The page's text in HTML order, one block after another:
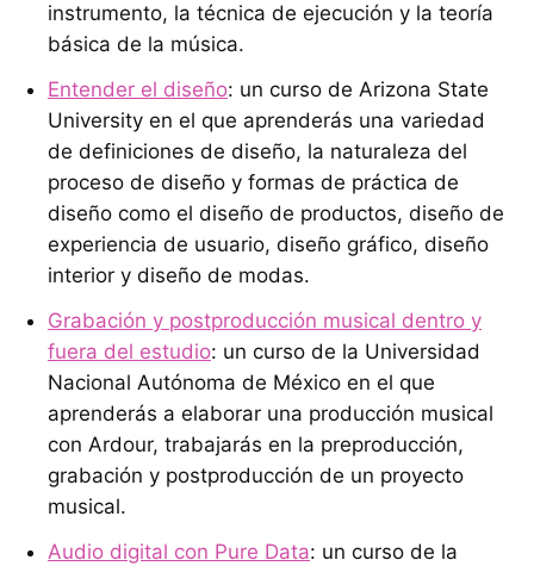
instrumento, la técnica de ejecución y la teoría
básica de la música.
Entender el diseño: un curso de Arizona State
University en el que aprenderás una variedad
de definiciones de diseño, la naturaleza del
proceso de diseño y formas de práctica de
diseño como el diseño de productos, diseño de
experiencia de usuario, diseño gráfico, diseño
interior y diseño de modas.
Grabación y postproducción musical dentro y
fuera del estudio: un curso de la Universidad
Nacional Autónoma de México en el que
aprenderás a elaborar una producción musical
con Ardour, trabajarás en la preproducción,
grabación y postproducción de un proyecto
musical.
Audio digital con Pure Data: un curso de la